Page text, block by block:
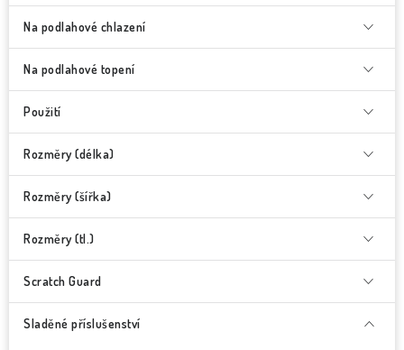
Na podlahové chlazení
Na podlahové topení
Použití
Rozměry (délka)
Rozměry (šířka)
Rozměry (tl.)
Scratch Guard
Sladěné příslušenství